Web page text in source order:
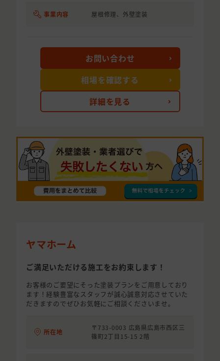
事業内容 屋根修理、外壁塗装
詳細を見る
お問い合わせ
相場を確認する
ヤマホーム
ご満足いただける施工をお約束します！
お客様のご要望にそった塗装プランをご用意しており
ます！経験豊富なスタッフが誠心誠意対応させていた
だきますのでぜひお気軽にご相談くださいませ。
所在地
〒733-0003 広島県広島市西区三
篠町2丁目15-15 2階